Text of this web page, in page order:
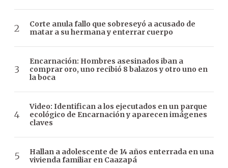
Corte anula fallo que sobreseyó a acusado de
matar a su hermana y enterrar cuerpo
Encarnación: Hombres asesinados iban a
comprar oro, uno recibió 8 balazos y otro uno en
la boca
Video: Identifican a los ejecutados en un parque
ecológico de Encarnación y aparecen imágenes
claves
Hallan a adolescente de 14 años enterrada en una
vivienda familiar en Caazapá